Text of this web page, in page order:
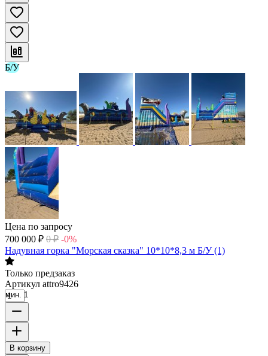
Б/У
Цена по запросу
700 000 ₽ 0 ₽ -0%
Надувная горка "Морская сказка" 10*10*8,3 м Б/У (1)
Только предзаказ
Артикул attro9426
мин. 1
В корзину